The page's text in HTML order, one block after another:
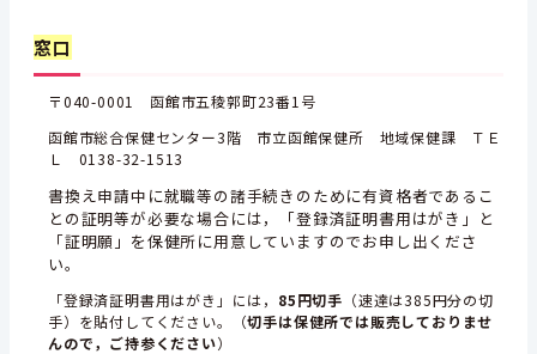
窓口
〒040-0001 函館市五稜郭町23番1号
函館市総合保健センター3階 市立函館保健所 地域保健課 ＴＥ
Ｌ 0138-32-1513
書換え申請中に就職等の諸手続きのために有資格者であるこ
との証明等が必要な場合には，「登録済証明書用はがき」と
「証明願」を保健所に用意していますのでお申し出くださ
い。
「登録済証明書用はがき」には， 85円切手 （速達は385円分の切
手）を貼付してください。（切手は保健所では販売しておりませ
んので，ご持参ください）